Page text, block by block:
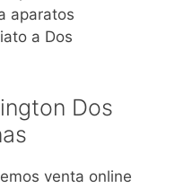
aparatos
a Dos
Dos
venta online